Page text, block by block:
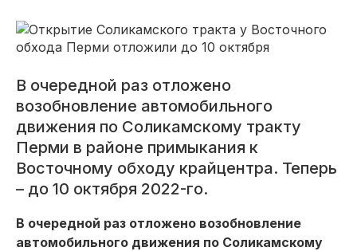
В очередной раз отложено
возобновление автомобильного
движения по Соликамскому тракту
Перми в районе примыкания к
Восточному обходу крайцентра. Теперь
– до 10 октября 2022-го.
В очередной раз отложено возобновление
автомобильного движения по Соликамскому